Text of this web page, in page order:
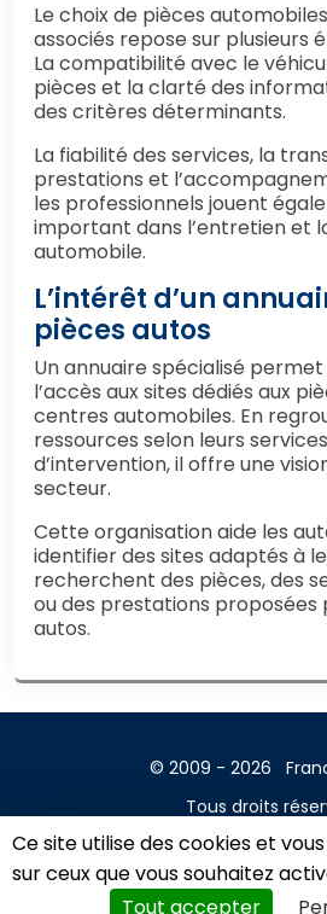
Ce site utilise des cookies et
sur ceux que vous souhaitez
Tout accepter
Le choix de pièces
associés repose sur plusieurs
La compatibilité avec le
pièces et la clarté des
des critères déterminants.
La fiabilité des services, la
prestations et
les professionnels jouent
important dans l’entretien et
automobile.
L’intérêt d’un
pièces autos
Un annuaire spécialisé
l’accès aux sites dédiés aux
centres automobiles. En
ressources selon leurs
d’intervention, il offre une
secteur.
Cette organisation aide les
identifier des sites adaptés à
recherchent des pièces, des
ou des prestations proposées
autos.
© 2009 - 2026
Tous droits
Contact
Mentions